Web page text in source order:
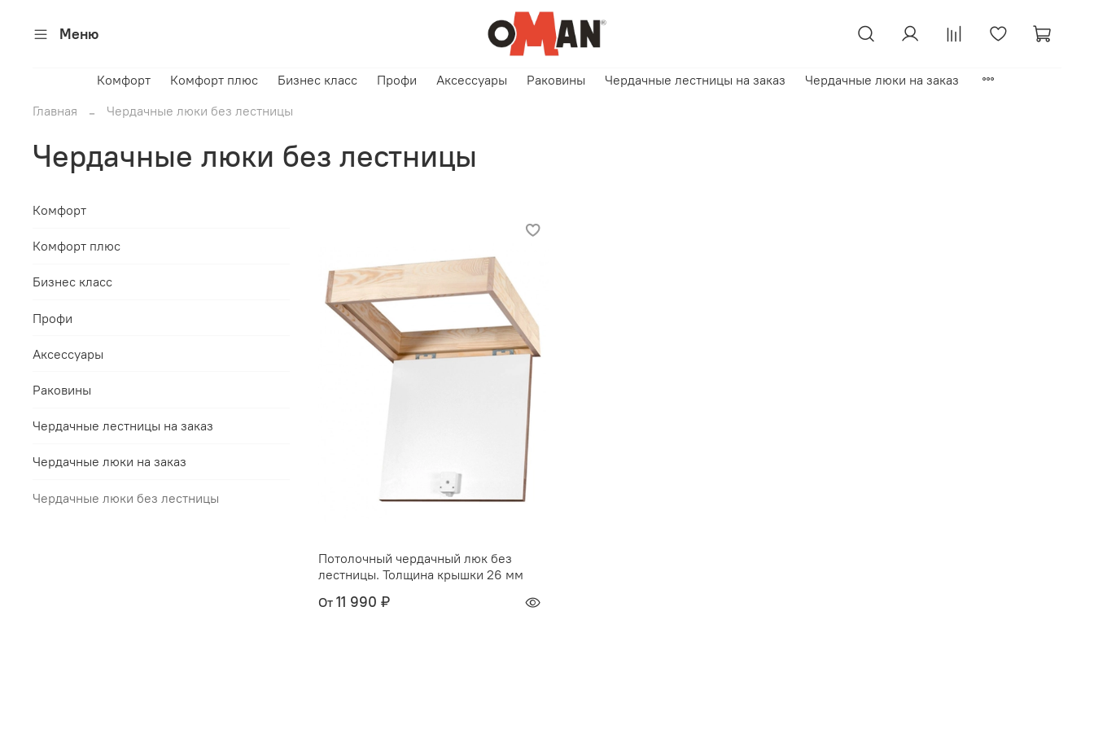
Меню
Комфорт Комфорт плюс Бизнес класс Профи Аксессуары Раковины Чердачные лестницы на заказ
Чердачные люки на заказ
Главная
Чердачные люки без лестницы
Чердачные люки без лестницы
Потолочный чердачный люк без
лестницы. Толщина крышки 26 мм
От 11 990 ₽
Комфорт
Комфорт плюс
Бизнес класс
Профи
Аксессуары
Раковины
Чердачные лестницы на заказ
Чердачные люки на заказ
Чердачные люки без лестницы